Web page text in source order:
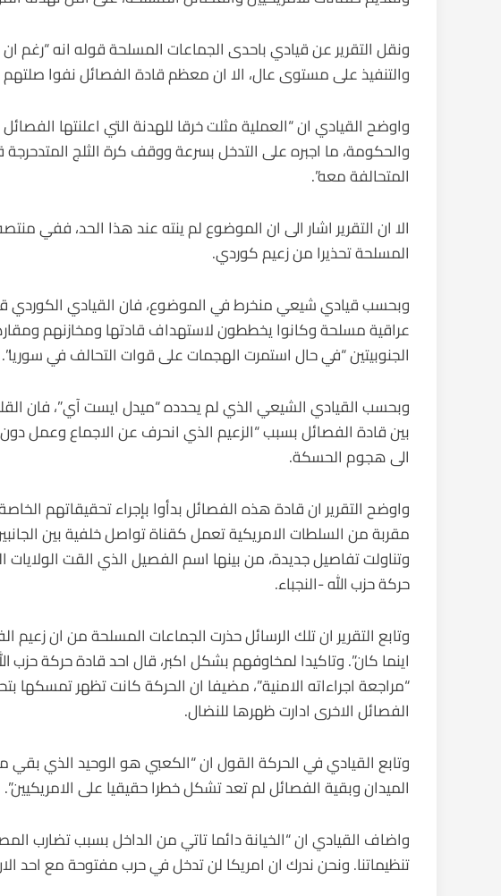
ونقل التقرير عن قيادي باحدى الجماعات المسلحة قوله انه “رغم
والتنفيذ على مستوى عال، الا ان معظم قادة الفصائل نفوا
واوضح القيادي ان “العملية مثلت خرقا للهدنة التي اعلنتها
والحكومة، ما اجبره على التدخل بسرعة ووقف كرة الثلج المتدحرجة
المتحالفة معه”.
الا ان التقرير اشار الى ان الموضوع لم ينته عند هذا الحد، ففي
المسلحة تحذيرا من زعيم كوردي.
وبحسب قيادي شيعي منخرط في الموضوع، فان القيادي الكوردي
عراقية مسلحة وكانوا يخططون لاستهداف قادتها ومخازنهم
الجنوبيتين “في حال استمرت الهجمات على قوات التحالف في سوريا”.
وبحسب القيادي الشيعي الذي لم يحدده “ميدل ايست آي”، فان
بين قادة الفصائل بسبب “الزعيم الذي انحرف عن الاجماع وعمل
الى هجوم الحسكة.
واوضح التقرير ان قادة هذه الفصائل بدأوا بإجراء تحقيقاتهم
مقربة من السلطات الامريكية تعمل كقناة تواصل خلفية بين
وتناولت تفاصيل جديدة، من بينها اسم الفصيل الذي القت
حركة حزب الله -النجباء.
وتابع التقرير ان تلك الرسائل حذرت الجماعات المسلحة من ان
اينما كان”. وتاكيدا لمخاوفهم بشكل اكبر، قال احد قادة حركة حزب
“مراجعة اجراءاته الامنية”، مضيفا ان الحركة كانت تظهر تمسكها
الفصائل الاخرى ادارت ظهرها للنضال.
وتابع القيادي في الحركة القول ان “الكعبي هو الوحيد الذي بقي
الميدان وبقية الفصائل لم تعد تشكل خطرا حقيقيا على الامريكيين”.
واضاف القيادي ان “الخيانة دائما تاتي من الداخل بسبب تضارب
تنظيماتنا. ونحن ندرك ان امريكا لن تدخل في حرب مفتوحة مع احد